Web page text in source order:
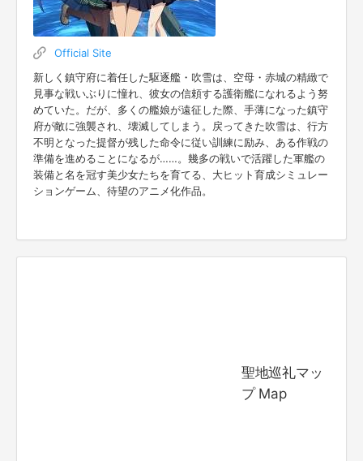
Official Site
新しく鎮守府に着任した駆逐艦・吹雪は、空母・赤城の精緻で
見事な戦いぶりに憧れ、彼女の信頼する護衛艦になれるよう努
めていた。だが、多くの艦娘が遠征した際、手薄になった鎮守
府が敵に強襲され、壊滅してしまう。戻ってきた吹雪は、行方
不明となった提督が残した命令に従い訓練に励み、ある作戦の
準備を進めることになるが……。幾多の戦いで活躍した軍艦の
装備と名を冠す美少女たちを育てる、大ヒット育成シミュレー
ションゲーム、待望のアニメ化作品。
聖地巡礼マッ
プ Map